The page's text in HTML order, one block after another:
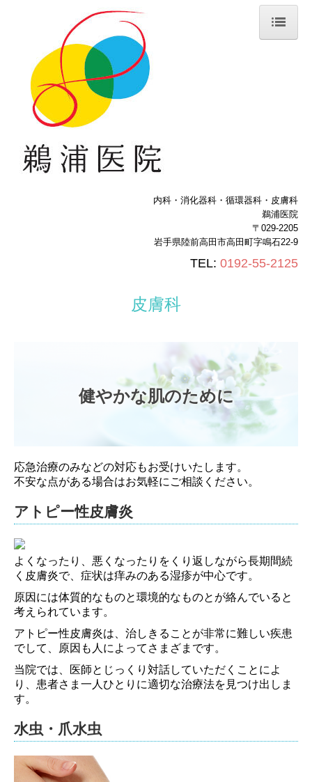
ホーム
院長挨拶
診療のご案内
生活習慣病
糖尿病教室
内科・消化器科・循環器科・皮膚科
鵜浦医院
〒029-2205
岩手県陸前高田市高田町字鳴石22-9
TEL: 0192-55-2125
皮膚科
健やかな肌のために
応急治療のみなどの対応もお受けいたします。
不安な点がある場合はお気軽にご相談ください。
アトピー性皮膚炎
よくなったり、悪くなったりをくり返しながら長期間続
く皮膚炎で、症状は痒みのある湿疹が中心です。
原因には体質的なものと環境的なものとが絡んでいると
考えられています。
アトピー性皮膚炎は、治しきることが非常に難しい疾患
でして、原因も人によってさまざまです。
当院では、医師とじっくり対話していただくことによ
り、患者さま一人ひとりに適切な治療法を見つけ出しま
す。
水虫・爪水虫